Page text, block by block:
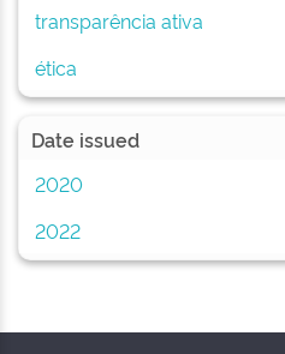
transparência ativa
ética
Date issued
2020
2022